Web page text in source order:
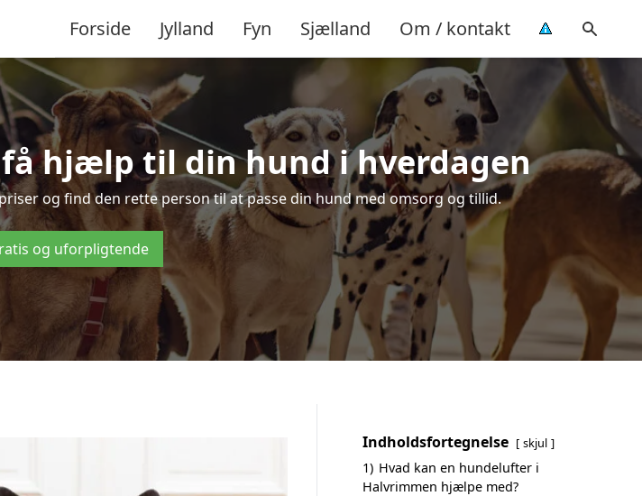
Forside Jylland Fyn Sjælland Om / kontakt
hjælp til din hund i hverdagen
og find den rette person til at passe din hund med omsorg og tillid.
og uforpligtende
Indholdsfortegnelse skjul
1) Hvad kan en hundelufter i
Halvrimmen hjælpe med?